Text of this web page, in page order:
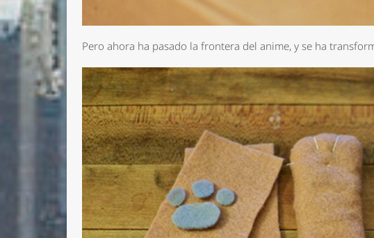
Pero ahora ha pasado la frontera del anime, y se ha